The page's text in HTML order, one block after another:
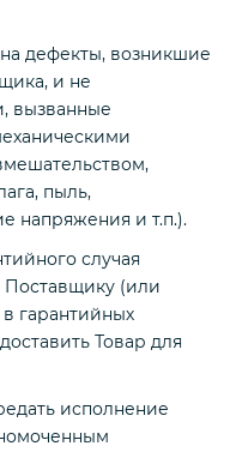
дефекты, возникшие
и не
вызванные
пыль,
напряжения и т.п.).
случая
Поставщику (или
гарантийных
Товар для
исполнение